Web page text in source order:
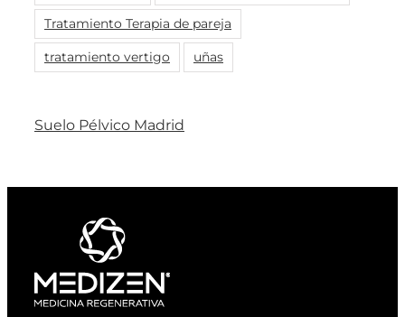
Tratamiento Terapia de pareja
tratamiento vertigo uñas
Suelo Pélvico Madrid